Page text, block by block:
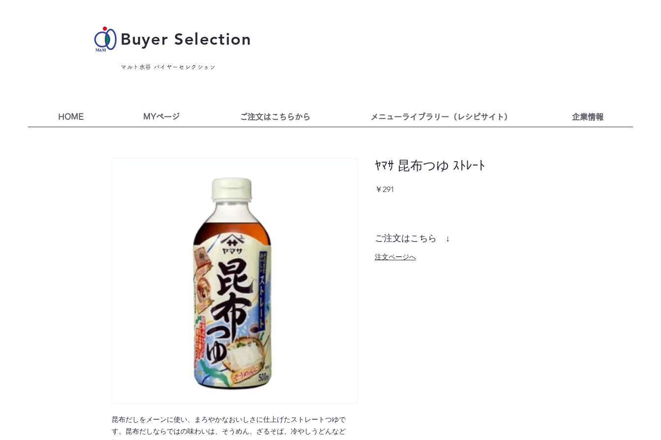
Buyer Selection
マルト水谷 バイヤーセレクション
HOME MYページ ご注文はこちらから メニューライブラリー（レシピサイト） 企業情報
昆布だしをメーンに使い、まろやかなおいしさに仕上げたストレートつゆで
す。昆布だしならではの味わいは、そうめん、ざるそば、冷やしうどんなど
ﾔﾏｻ 昆布つゆ ｽﾄﾚｰﾄ
￥291
ご注文はこちら ↓
注文ページへ